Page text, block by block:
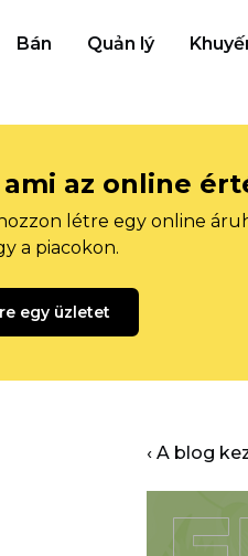
Bán Quản lý
az online
létre egy online
a piacokon.
egy üzletet
‹ A blog